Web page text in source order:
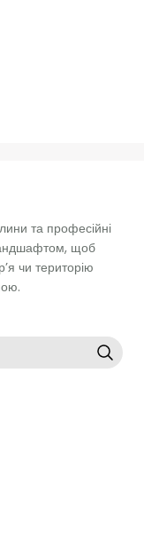
та професійні
щоб
чи територію